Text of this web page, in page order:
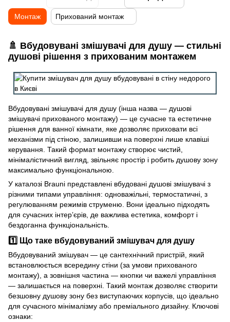
🚿 Вбудовувані змішувачі для душу — стильні
душові рішення з прихованим монтажем
Вбудовувані змішувачі для душу (інша назва — душові
змішувачі прихованого монтажу) — це сучасне та естетичне
рішення для ванної кімнати, яке дозволяє приховати всі
механізми під стіною, залишивши на поверхні лише клавіші
керування. Такий формат монтажу створює чистий,
мінімалістичний вигляд, звільняє простір і робить душову зону
максимально функціональною.
У каталозі Brauni представлені вбудовані душові змішувачі з
різними типами управління: одноважільні, термостатичні, з
регулюванням режимів струменю. Вони ідеально підходять
для сучасних інтер’єрів, де важлива естетика, комфорт і
бездоганна функціональність.
1️⃣ Що таке вбудовуваний змішувач для душу
Вбудовуваний змішувач — це сантехнічний пристрій, який
встановлюється всередину стіни (за умови прихованого
монтажу), а зовнішня частина — кнопки чи важелі управління
— залишається на поверхні. Такий монтаж дозволяє створити
безшовну душову зону без виступаючих корпусів, що ідеально
для сучасного мінімалізму або преміального дизайну. Ключові
ознаки:
Монтаж Прихований монтаж